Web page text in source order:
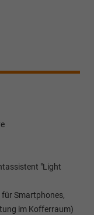
"Light
Smartphones,
im Kofferraum)